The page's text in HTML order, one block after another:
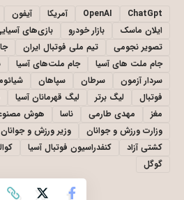
ChatGpt
OpenAI آمریکا آیفون
ایلان ماسک
بازار خودرو بازی‌های
تصویر نجومی
تیم ملی فوتبال ایران
جام ملت های آسیا
جام ملت‌های آسیا
سردار آزمون
سرطان سپاهان
فوتبال
لیگ برتر لیگ قهرمانان آسیا
مغز
مهدی طارمی ناسا هوش
وزارت ورزش و جوانان
وزیر ورزش و جوانان
کشتی آزاد
کنفدراسیون فوتبال آسیا
گوگل